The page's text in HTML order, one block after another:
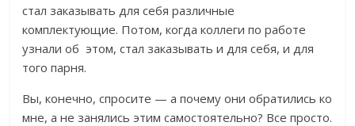
стал заказывать для себя различные
комплектующие. Потом, когда коллеги по работе
узнали об этом, стал заказывать и для себя, и для
того парня.
Вы, конечно, спросите — а почему они обратились ко
мне, а не занялись этим самостоятельно? Все просто.